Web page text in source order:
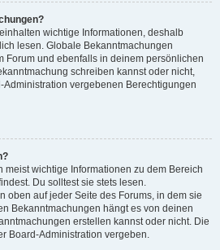
wichtige Informationen, deshalb
lesen. Globale Bekanntmachungen
Forum und ebenfalls in deinem persönlichen
schreiben kannst oder nicht,
Administration vergebenen Berechtigungen
meist wichtige Informationen zu dem Bereich
Du solltest sie stets lesen.
oben auf jeder Seite des Forums, in dem sie
Bekanntmachungen hängt es von deinen
erstellen kannst oder nicht. Die
Board-Administration vergeben.